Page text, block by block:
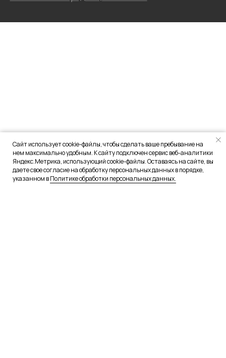
Сайт использует cookie-файлы, чтобы сделать ваше пребывание на
нем максимально удобным. К сайту подключен сервис веб-аналитики
Яндекс.Метрика, использующий cookie-файлы. Оставаясь на сайте, вы
даете свое согласие на обработку персональных данных в порядке,
указанном вПолитике обработки персональных данных.